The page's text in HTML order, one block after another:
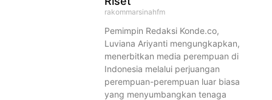
rakommarsinahfm
Pemimpin Redaksi Konde.co,
Luviana Ariyanti mengungkapkan,
menerbitkan media perempuan di
Indonesia melalui perjuangan
perempuan-perempuan luar biasa
yang menyumbangkan tenaga